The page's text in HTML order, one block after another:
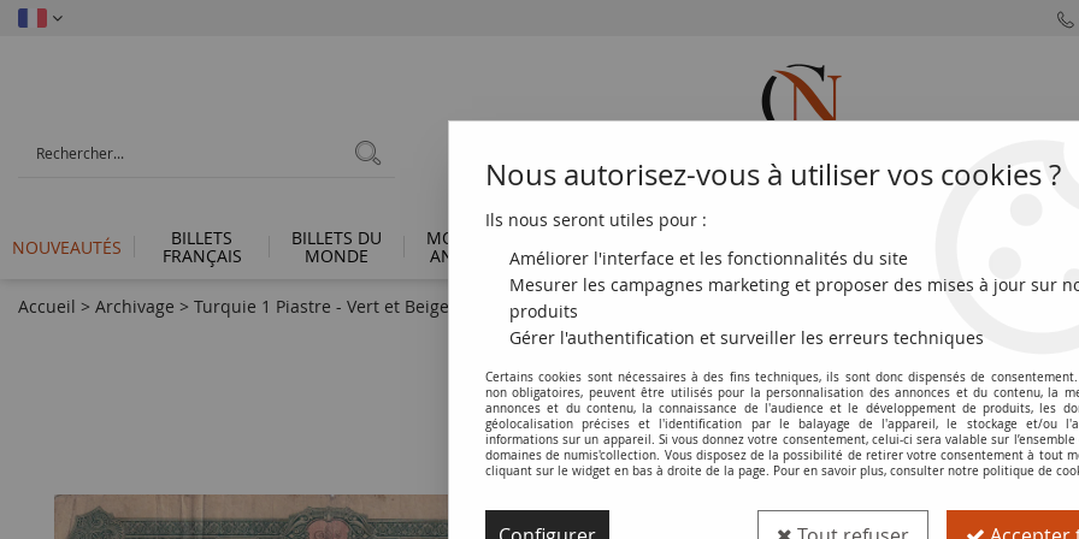
NOUVEAUTÉS BILLETS
FRANÇAIS
BILLETS DU
MONDE
MONNAIES
ANTIQUES FRANÇAISES DU MONDE EUROS
Accueil > Archivage > Turquie 1 Piastre - Vert et Beige - B+ - 1916-1917 - P.90
Billet Turquie 1 Piastre - Vert et Beige -
Réf. :100117857
Nous autorisez-vous à utiliser vos cookies ?
Ils nous seront utiles pour :
Améliorer l'interface et les fonctionnalités du site
Mesurer les campagnes marketing et proposer des mises à jour sur
produits
Gérer l'authentification et surveiller les erreurs techniques
Certains cookies sont nécessaires à des fins techniques, ils sont donc dispensés de
non obligatoires, peuvent être utilisés pour la personnalisation des annonces et du contenu, la
annonces et du contenu, la connaissance de l'audience et le développement de produits, les
géolocalisation précises et l'identification par le balayage de l'appareil, le stockage et/ou
informations sur un appareil. Si vous donnez votre consentement, celui-ci sera valable sur l’ensemble
domaines de numis'collection. Vous disposez de la possibilité de retirer votre consentement à tout
cliquant sur le widget en bas à droite de la page. Pour en savoir plus, consulter notre politique de